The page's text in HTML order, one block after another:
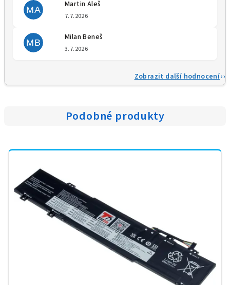
MA
Martin Aleš
7.7.2026
MB
Milan Beneš
3.7.2026
Zobrazit další hodnocení
Podobné produkty